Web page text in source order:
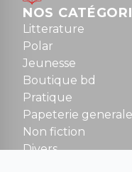
Dimanche : 10h30 à
Tel : 01 48 89 13 88
Fermé le
NOUS
contact@la-griffe-
NOS
Litterature
Polar
Jeunesse
Boutique bd
Pratique
Papeterie generale
Non fiction
Divers